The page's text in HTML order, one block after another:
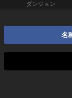
ダンジョン
名